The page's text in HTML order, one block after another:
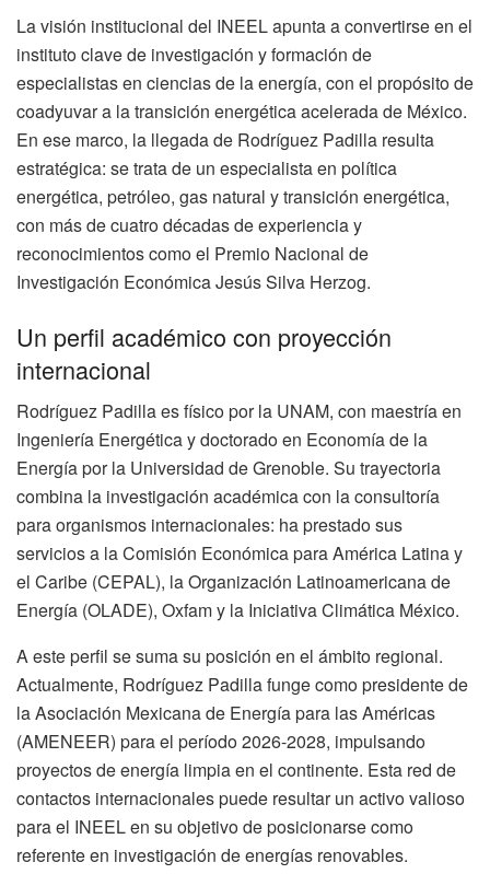
La visión institucional del INEEL apunta a convertirse en el
instituto clave de investigación y formación de
especialistas en ciencias de la energía, con el propósito de
coadyuvar a la transición energética acelerada de México.
En ese marco, la llegada de Rodríguez Padilla resulta
estratégica: se trata de un especialista en política
energética, petróleo, gas natural y transición energética,
con más de cuatro décadas de experiencia y
reconocimientos como el Premio Nacional de
Investigación Económica Jesús Silva Herzog.
Un perfil académico con proyección
internacional
Rodríguez Padilla es físico por la UNAM, con maestría en
Ingeniería Energética y doctorado en Economía de la
Energía por la Universidad de Grenoble. Su trayectoria
combina la investigación académica con la consultoría
para organismos internacionales: ha prestado sus
servicios a la Comisión Económica para América Latina y
el Caribe (CEPAL), la Organización Latinoamericana de
Energía (OLADE), Oxfam y la Iniciativa Climática México.
A este perfil se suma su posición en el ámbito regional.
Actualmente, Rodríguez Padilla funge como presidente de
la Asociación Mexicana de Energía para las Américas
(AMENEER) para el período 2026-2028, impulsando
proyectos de energía limpia en el continente. Esta red de
contactos internacionales puede resultar un activo valioso
para el INEEL en su objetivo de posicionarse como
referente en investigación de energías renovables.